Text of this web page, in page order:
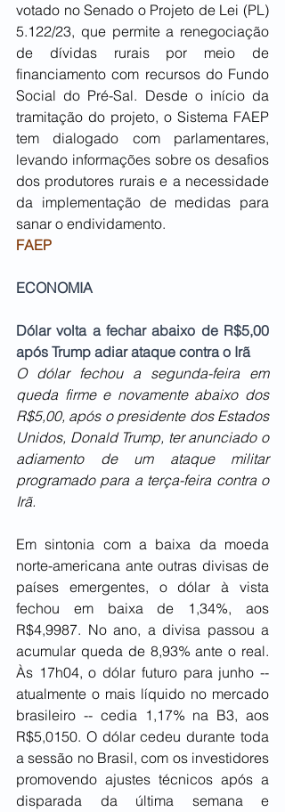
votado no Senado o Projeto de Lei (PL)
5.122/23, que permite a renegociação
de dívidas rurais por meio de
financiamento com recursos do Fundo
Social do Pré-Sal. Desde o início da
tramitação do projeto, o Sistema FAEP
tem dialogado com parlamentares,
levando informações sobre os desafios
dos produtores rurais e a necessidade
da implementação de medidas para
sanar o endividamento.
FAEP
ECONOMIA
Dólar volta a fechar abaixo de R$5,00
após Trump adiar ataque contra o Irã
O dólar fechou a segunda-feira em
queda firme e novamente abaixo dos
R$5,00, após o presidente dos Estados
Unidos, Donald Trump, ter anunciado o
adiamento de um ataque militar
programado para a terça-feira contra o
Irã.
Em sintonia com a baixa da moeda
norte-americana ante outras divisas de
países emergentes, o dólar à vista
fechou em baixa de 1,34%, aos
R$4,9987. No ano, a divisa passou a
acumular queda de 8,93% ante o real.
Às 17h04, o dólar futuro para junho --
atualmente o mais líquido no mercado
brasileiro -- cedia 1,17% na B3, aos
R$5,0150. O dólar cedeu durante toda
a sessão no Brasil, com os investidores
promovendo ajustes técnicos após a
disparada da última semana e